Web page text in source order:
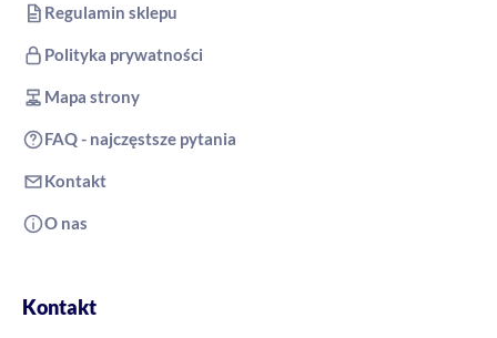
Regulamin sklepu
Polityka prywatności
Mapa strony
FAQ - najczęstsze pytania
Kontakt
O nas
Kontakt